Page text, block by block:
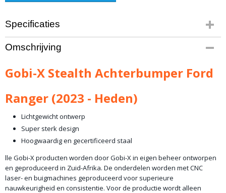
Specificaties
Productcode leverancier
GX-SRB-FR-23
55,00 Kg
Omschrijving
Gobi-X Stealth Achterbumper Ford
Ranger (2023 - Heden)
Lichtgewicht ontwerp
Super sterk design
Hoogwaardig en gecertificeerd staal
lle Gobi-X producten worden door Gobi-X in eigen beheer ontworpen
en geproduceerd in Zuid-Afrika. De onderdelen worden met CNC
laser- en buigmachines geproduceerd voor superieure
nauwkeurigheid en consistentie. Voor de productie wordt alleen